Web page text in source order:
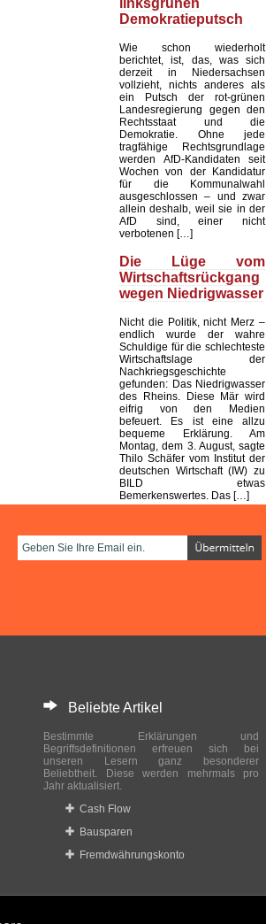
linksgrünen
Demokratieputsch
Wie schon wiederholt
berichtet, ist, das, was sich
derzeit in Niedersachsen
vollzieht, nichts anderes als
ein Putsch der rot-grünen
Landesregierung gegen den
Rechtsstaat und die
Demokratie. Ohne jede
tragfähige Rechtsgrundlage
werden AfD-Kandidaten seit
Wochen von der Kandidatur
für die Kommunalwahl
ausgeschlossen – und zwar
allein deshalb, weil sie in der
AfD sind, einer nicht
verbotenen […]
Die Lüge vom
Wirtschaftsrückgang
wegen Niedrigwasser
Nicht die Politik, nicht Merz –
endlich wurde der wahre
Schuldige für die schlechteste
Wirtschaftslage der
Nachkriegsgeschichte
gefunden: Das Niedrigwasser
des Rheins. Diese Mär wird
eifrig von den Medien
befeuert. Es ist eine allzu
bequeme Erklärung. Am
Montag, dem 3. August, sagte
Thilo Schäfer vom Institut der
deutschen Wirtschaft (IW) zu
BILD etwas
Bemerkenswertes. Das […]
Beliebte Artikel
Bestimmte Erklärungen und
Begriffsdefinitionen erfreuen sich bei
unseren Lesern ganz besonderer
Beliebtheit. Diese werden mehrmals pro
Jahr aktualisiert.
Cash Flow
Bausparen
Fremdwährungskonto